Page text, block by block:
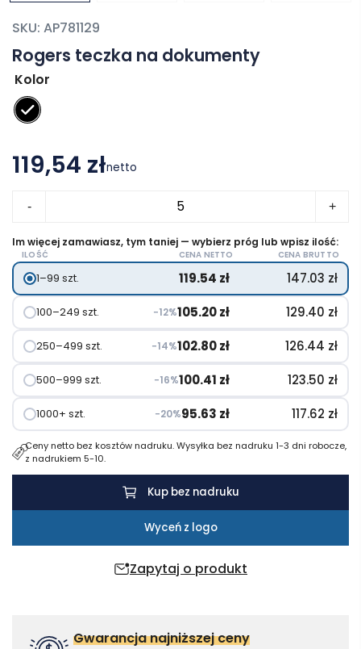
Rogers teczka na dokumenty
SKU: AP781129
Kolor
119,54 złnetto
-
teczka
na
dokumenty
+
Zapytaj o produkt
Im więcej zamawiasz, tym taniej — wybierz próg lub wpisz ilość:
ILOŚĆ CENA NETTO CENA BRUTTO
1–99 szt. 119.54 zł 147.03 zł
100–249 szt. −12%105.20zł 129.40 zł
250–499 szt. −14%102.80zł 126.44 zł
500–999 szt. −16%100.41 zł 123.50 zł
1000+ szt. −20%95.63 zł 117.62 zł
Ceny netto bez kosztów nadruku. Wysyłka bez nadruku 1-3 dni robocze,
z nadrukiem 5-10.
Kup bez nadruku
Wyceń z logo
Gwarancja najniższej ceny